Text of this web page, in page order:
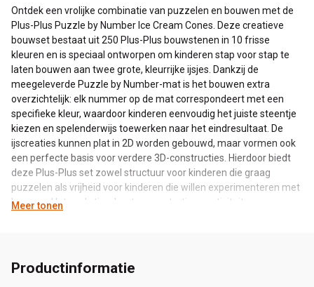
Ontdek een vrolijke combinatie van puzzelen en bouwen met de
Plus-Plus Puzzle by Number Ice Cream Cones. Deze creatieve
bouwset bestaat uit 250 Plus-Plus bouwstenen in 10 frisse
kleuren en is speciaal ontworpen om kinderen stap voor stap te
laten bouwen aan twee grote, kleurrijke ijsjes. Dankzij de
meegeleverde Puzzle by Number-mat is het bouwen extra
overzichtelijk: elk nummer op de mat correspondeert met een
specifieke kleur, waardoor kinderen eenvoudig het juiste steentje
kiezen en spelenderwijs toewerken naar het eindresultaat. De
ijscreaties kunnen plat in 2D worden gebouwd, maar vormen ook
een perfecte basis voor verdere 3D-constructies. Hierdoor biedt
deze Plus-Plus set zowel structuur voor kinderen die graag
puzzelen als vrijheid voor kinderen die willen experimenteren met
bouwen. Het spel stimuleert concentratie, creativiteit,
Meer tonen
Productinformatie